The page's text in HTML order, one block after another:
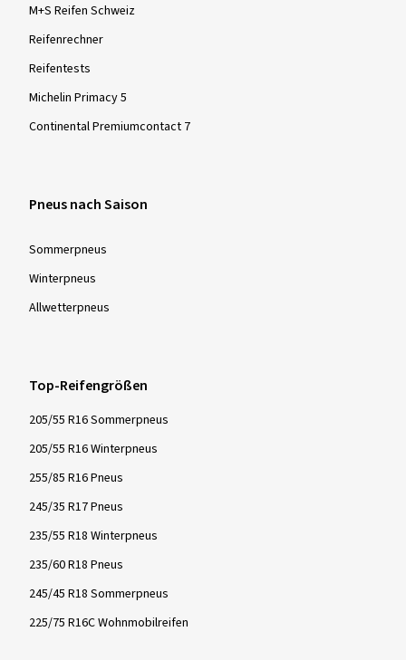
M+S Reifen Schweiz
Reifenrechner
Reifentests
Michelin Primacy 5
Continental Premiumcontact 7
Pneus nach Saison
Sommer­pneus
Winter­pneus
Allwetter­pneus
Top-Reifengrößen
205/55 R16 Sommerpneus
205/55 R16 Winterpneus
255/85 R16 Pneus
245/35 R17 Pneus
235/55 R18 Winterpneus
235/60 R18 Pneus
245/45 R18 Sommerpneus
225/75 R16C Wohnmobilreifen